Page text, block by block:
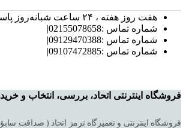
هفت روز هفته ، ۲۴ ساعت شبانه‌روز پاسخگوی شما هستیم
شماره تماس :02155078658|
شماره تماس :09129470388|
شماره تماس :09107472885|
فروشگاه اینترنتی اتحاد، بررسی، انتخاب و خرید
فروشگاه اینترنتی و تعمیرگاه ترمز اتحاد ( صداقت سابق